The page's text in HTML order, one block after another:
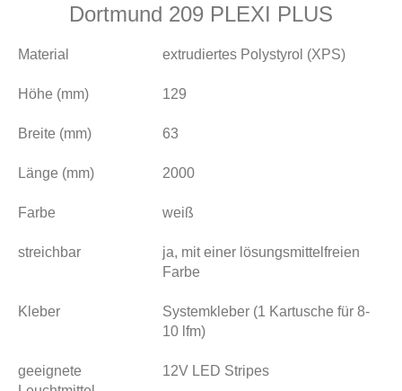
Dortmund 209 PLEXI PLUS
Material extrudiertes Polystyrol (XPS)
Höhe (mm) 129
Breite (mm) 63
Länge (mm) 2000
Farbe weiß
streichbar
ja, mit einer lösungsmittelfreien
Farbe
Kleber
Systemkleber (1 Kartusche für 8-
10 lfm)
geeignete
12V LED Stripes